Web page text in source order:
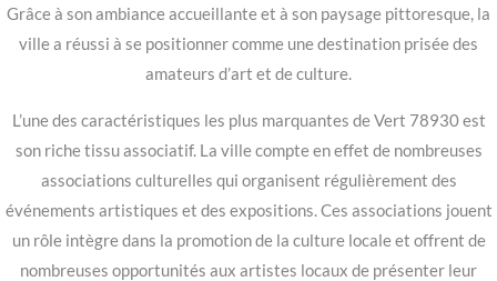
Grâce à son ambiance accueillante et à son paysage pittoresque, la
ville a réussi à se positionner comme une destination prisée des
amateurs d’art et de culture.
L’une des caractéristiques les plus marquantes de Vert 78930 est
son riche tissu associatif. La ville compte en effet de nombreuses
associations culturelles qui organisent régulièrement des
événements artistiques et des expositions. Ces associations jouent
un rôle intègre dans la promotion de la culture locale et offrent de
nombreuses opportunités aux artistes locaux de présenter leur